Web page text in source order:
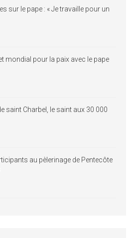
sur le pape : « Je travaille pour un
mondial pour la paix avec le pape
saint Charbel, le saint aux 30 000
au pèlerinage de Pentecôte